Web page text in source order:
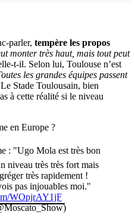
parler, tempère les propos
monter très haut, mais tout peut
t-il. Selon lui, Toulouse n’est
les grandes équipes passent
Stade Toulousain, bien
à cette réalité si le niveau
en Europe ?
: "Ugo Mola est très bon
niveau très très fort mais
très rapidement !
pas injouables moi."
WOpjrAY1jF